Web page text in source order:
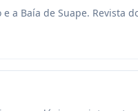
a Baía de Suape. Revista